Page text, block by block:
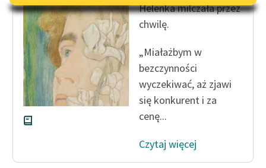
uczennic i uczniów z
niepełnosprawnościami
E-kolekcja lektur
szkolnych i literatury do
słuchania dla uczennic i
uczniów z
niepełnosprawnościami
Feministyczne inspiracje.
Helenka milczała przez
chwilę.
„Miałażbym w
bezczynności
wyczekiwać, aż zjawi
się konkurent i za
cenę...
Czytaj więcej